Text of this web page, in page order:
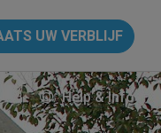
UW VERBLIJF
Help & Info